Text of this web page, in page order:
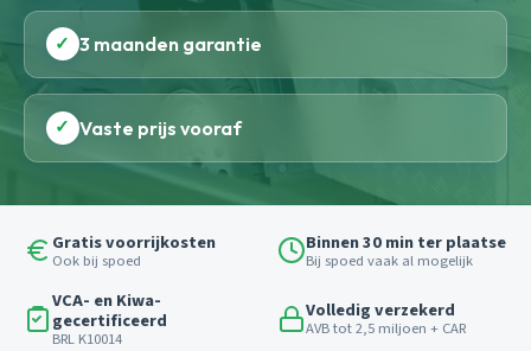
✓ 3 maanden garantie
✓ Vaste prijs vooraf
Gratis voorrijkosten
Ook bij spoed
Binnen 30 min ter plaatse
Bij spoed vaak al mogelijk
VCA- en Kiwa-
gecertificeerd
BRL K10014
Volledig verzekerd
AVB tot 2,5 miljoen + CAR